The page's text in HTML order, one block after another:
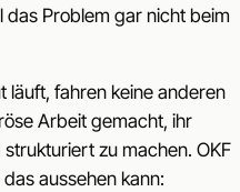
das Problem gar nicht beim
läuft, fahren keine anderen
Arbeit gemacht, ihr
zu machen. OKF
aussehen kann: